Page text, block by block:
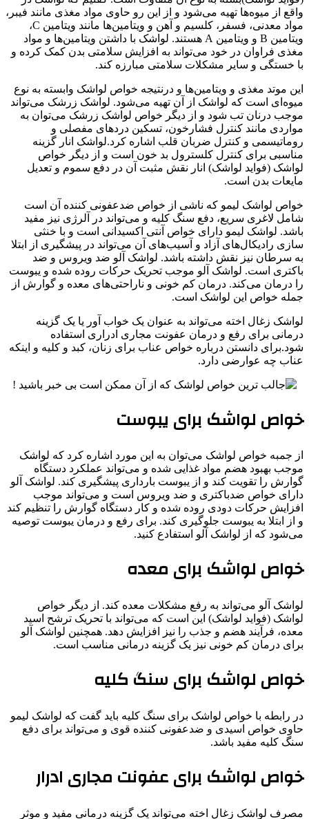
واقع از میوه‌ها تهیه می‌شود و از این رو حاوی مواد مغذی مانند فیبر،
مواد معدنی، فسفر، کلسیم و آهن و ویتامین‌ها مانند ویتامین C،
ویتامین B و ویتامین A هستند. لواشک با داشتن ویتامین‌ها و مواد
مغذی فراوان در خود می‌تواند به افزایش سلامتی بدن کمک کرده و
با خستگی و سایر مشکلات سلامتی مبارزه کند.
این موتد مغذی و ویتامین‌ها و درنتیجه خواص لواشک وابسته به نوع
میوه‌ای است که لواشک از آن تهیه می‌شود. لواشک زرشک می‌تواند
موجب درنان تب شود و از دیگر خواص لواشک زرشک می‌توان به
مواردی مانند کنترل فشارخون، تسکین دردهای مفصلی و
روماتیسمی و کنترل ضربان قلب اشاره کرد.لواشک انار گزینه
مناسبی برای کنترل کلسترول بد خون است و از دیگر خواص
لواشک (فواید لواشک) انار نقش مثبت آن در دفع سموم و تعدیل
مایعات بدن است.
خواص لواشک لیمو که ناشی از خواص ضدعفونی کننده آن است
شامل لاغری سریع، دفع سنگ کلیه و می‌تواند در آلرژی نیز مفید
باشد. لواشک لیمو دارای خواص آنتی اکسیدانی است و با خنثی
سازی رادیکال‌های آزاد و آسیب‌های آن می‌تواند در پیشگیری از ابتلا
به سرطان نیز نقش داشته باشد. لواشک آلو ضد ویروس و ضد
باکتری است. لواشک آلو موجب تحریک حرکات روده شده و یبوست
را درمان می‌کند. درمان کم خونی و ناراحتی‌های معده و گوارش از
جمله خواص این لواشک است.
لواشک زغال اخته می‌تواند به عنوان یک خواب آور یا یک گزینه
درمانی برای رفع و درمان عفونت مجاری ادراری استفاده
شود.برای دانستن درباره خواص عناب برای زنان، کبد و کلیه و اینکه
عناب چه عوارضی دارد.
خواص لواشک برای یبوست
از جمبه خواص لواشک می‌توان به این مورد اشاره کرد که لواشک
موجب بهبود هضم مواد غذایی شده و می‌تواند عملکرد دستگاه
گوارش را تقویت کند و از یبوست بارداری پیشگیری کند. لواشک آلو
دارای خواص ضدباکتری و ضد ویروس است و می‌تواند موجب
افزایش حرکات دودی روده شده و کار دستگاه گوارش را تنظیم کند
و از ابتلا به یبوست جلوگیری کند. برای رفع و درمان یبوست توصیه
می‌شود که از لواشک آلو استفادع کنید.
خواص لواشک برای معده
لواشک آلو می‌تواند به رفع مشکلات معده کند. از دیگر خواص
لواشک (فواید لواشک) این است که می‌تواند با تحریک ترشح اسید
معده، فرآیند هضم و جذب را نیز افزایش دهد. همچنین لواشک آلو
برای درمان کم خونی نیز یک گزینه درمانی مناسب است.
خواص لواشک برای سنگ کلیه
در رابطه با خواص لواشک برای سنگ کلیه باید گفت که لواشک لیمو
حاوی خواص اسیدی و ضدعفونی کننده قوی و می‌تواند برای دفع
سنگ کلیه مفید باشد.
خواص لواشک برای عفونت مجاری ادرار
مصرف لواشک زغال اخته می‌تواند یک گزینه درمانی مفید و موثر